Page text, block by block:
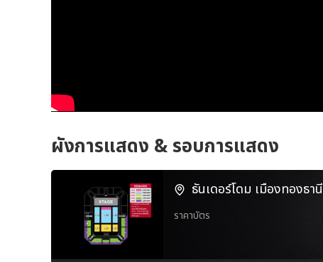
ผังการแสดง & รอบการแสดง
ธันเดอร์โดม เมืองทองธานี
ราคาบัตร